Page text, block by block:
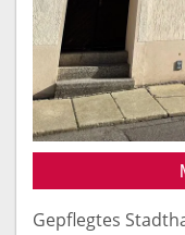
Gepflegtes